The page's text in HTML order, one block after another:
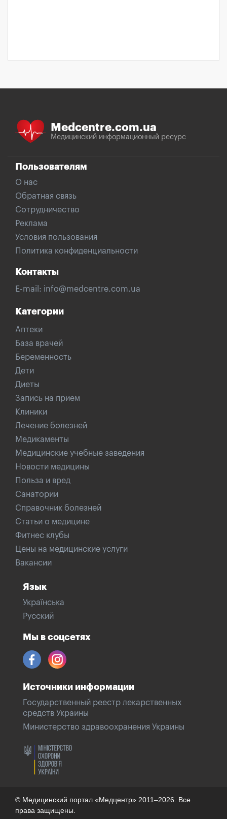
Medcentre.com.ua
Медицинский информационный ресурс
Пользователям
О нас
Обратная связь
Сотрудничество
Реклама
Условия пользования
Политика конфиденциальности
Контакты
E-mail: info@medcentre.com.ua
Категории
Аптеки
База врачей
Беременность
Дети
Диеты
Запись на прием
Клиники
Лечение болезней
Медикаменты
Медицинские учебные заведения
Новости медицины
Польза и вред
Санатории
Справочник болезней
Статьи о медицине
Фитнес клубы
Цены на медицинские услуги
Вакансии
Язык
Українська
Русский
Мы в соцсетях
Источники информации
Государственный реестр лекарственных
средств Украины
Министерство здравоохранения Украины
© Медицинский портал «Медцентр» 2011–2026. Все
права защищены.